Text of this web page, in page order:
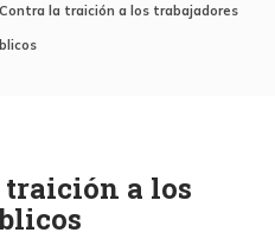
la traición a los trabajadores
a los